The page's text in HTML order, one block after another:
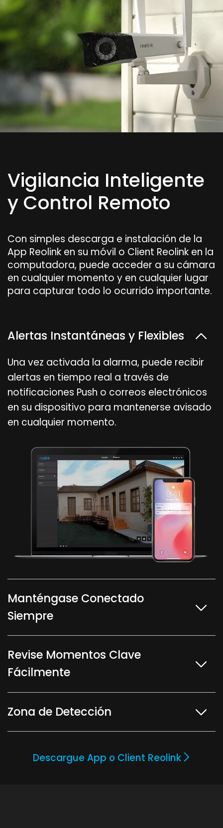
Vigilancia Inteligente
y Control Remoto
Con simples descarga e instalación de la
App Reolink en su móvil o Client Reolink en la
computadora, puede acceder a su cámara
en cualquier momento y en cualquier lugar
para capturar todo lo ocurrido importante.
Alertas Instantáneas y Flexibles
Una vez activada la alarma, puede recibir
alertas en tiempo real a través de
notificaciones Push o correos electrónicos
en su dispositivo para mantenerse avisado
en cualquier momento.
Manténgase Conectado
Siempre
Revise Momentos Clave
Fácilmente
Zona de Detección
Descargue App o Client Reolink